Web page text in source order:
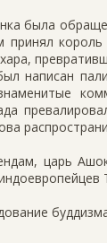
была
принял
написан
царь